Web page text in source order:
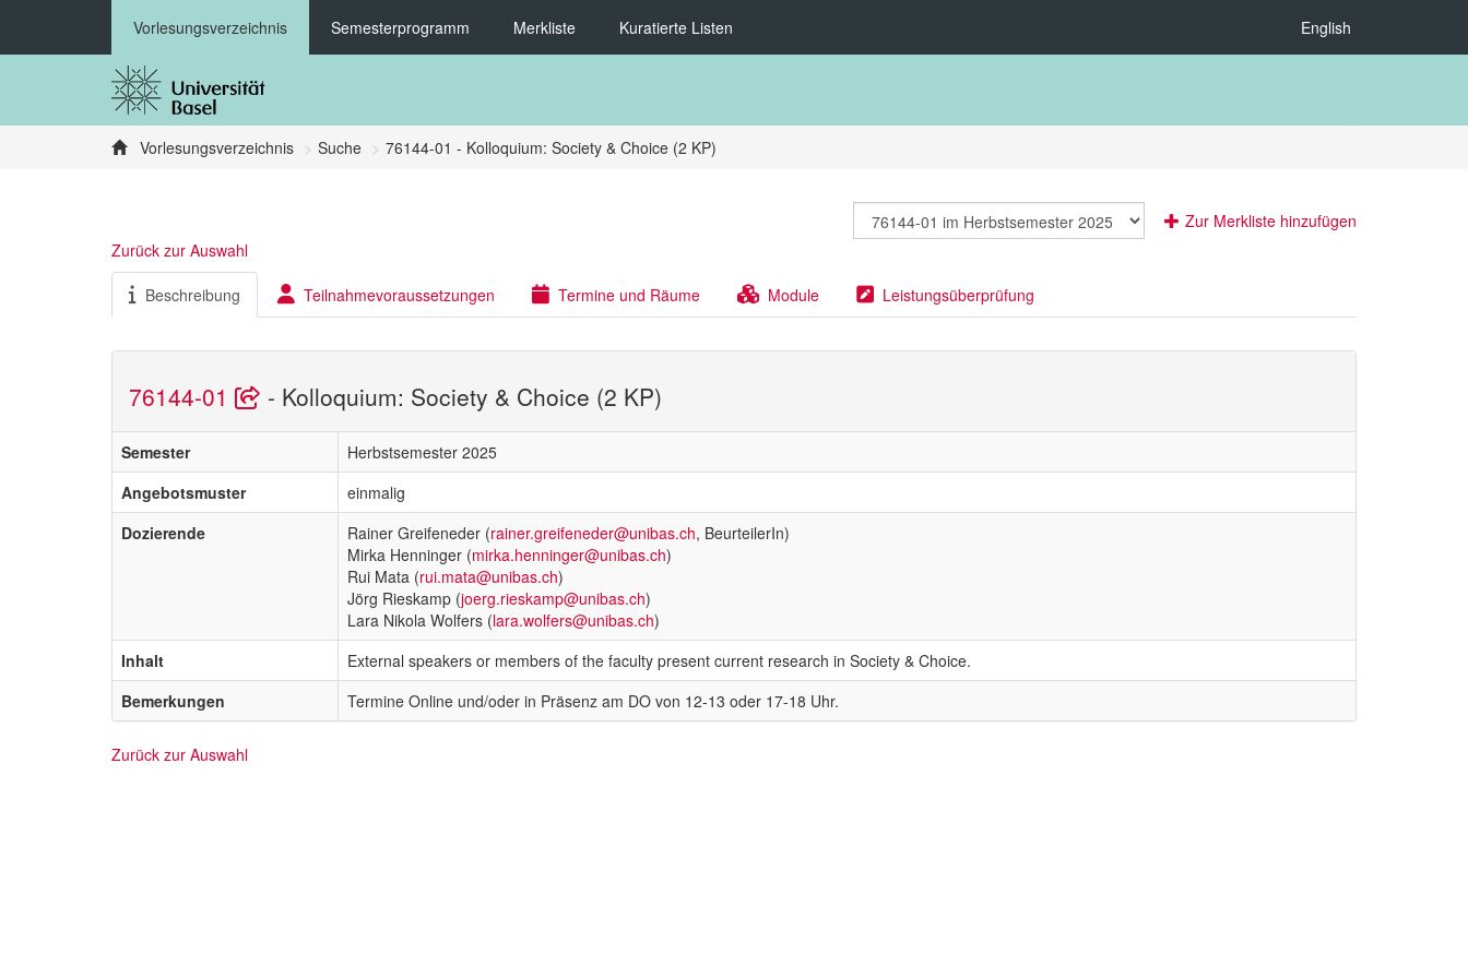
Vorlesungsverzeichnis Semesterprogramm Merkliste Kuratierte Listen English
Vorlesungsverzeichnis Suche 76144-01 - Kolloquium: Society & Choice (2 KP)
Zur Merkliste hinzufügen
Zurück zur Auswahl
Beschreibung Teilnahmevoraussetzungen Termine und Räume Module Leistungsüberprüfung
76144-01 - Kolloquium: Society & Choice (2 KP)
Semester
Herbstsemester 2025
Angebotsmuster
einmalig
Dozierende
Rainer Greifeneder (rainer.greifeneder@unibas.ch, BeurteilerIn)
Mirka Henninger (mirka.henninger@unibas.ch)
Rui Mata (rui.mata@unibas.ch)
Jörg Rieskamp (joerg.rieskamp@unibas.ch)
Lara Nikola Wolfers (lara.wolfers@unibas.ch)
Inhalt
External speakers or members of the faculty present current research in Society & Choice.
Bemerkungen
Termine Online und/oder in Präsenz am DO von 12-13 oder 17-18 Uhr.
Zurück zur Auswahl